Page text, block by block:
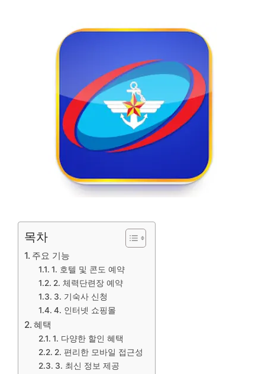
목차
주요 기능
1. 호텔 및 콘도 예약
2. 체력단련장 예약
3. 기숙사 신청
4. 인터넷 쇼핑몰
혜택
1. 다양한 할인 혜택
2. 편리한 모바일 접근성
3. 최신 정보 제공